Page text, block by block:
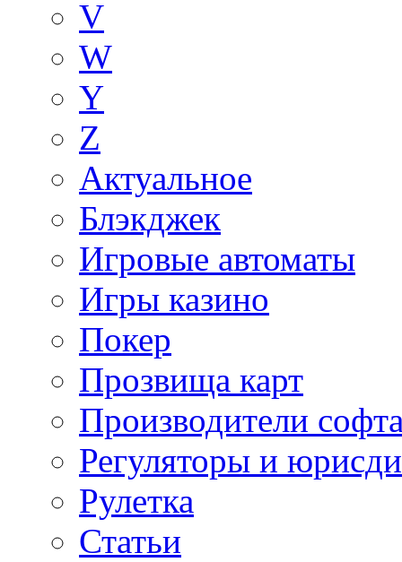
V
W
Y
Z
Актуальное
Блэкджек
Игровые автоматы
Игры казино
Покер
Прозвища карт
Производители
Регуляторы и
Рулетка
Статьи